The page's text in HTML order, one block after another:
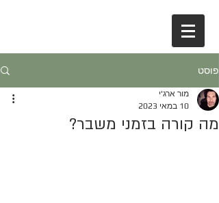
פוסט
מה קורה בזמני משבר?
מור ארג'י
10 במאי 2023